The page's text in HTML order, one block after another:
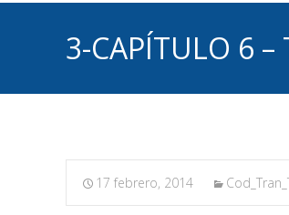
3-CAPÍTULO 6 –
17 febrero, 2014